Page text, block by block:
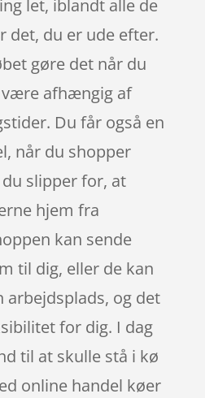
let, iblandt alle de
det, du er ude efter.
gøre det når du
være afhængig af
Du får også en
når du shopper
slipper for, at
hjem fra
kan sende
til dig, eller de kan
arbejdsplads, og det
for dig. I dag
til at skulle stå i kø
online handel køer